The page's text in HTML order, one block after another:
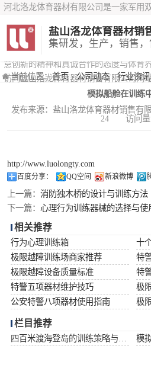
河北洛龙体育器材有限公司是一家军用
*训练器材、400米障碍器材、军用单杠
练器材，咨询攀岩墙价格？在线咨询客
意创新的精神和真诚合作的态度与体育
访问盐山洛龙体育器材销售有限公司网
盐山洛龙体育器材销
当前位置：首页›公司动态›行业资讯
模拟船舱在训练
发布来源：盐山洛龙体育器材销售
24 访问量
http://www.luolongty.com
百度分享： QQ空间 新浪微博
上一篇： 消防独木桥的设计与训练方法
下一篇： 心理行为训练器械的选择与使
相关推荐
行为心理训练箱
十
极限越障训练场商家推荐
特
极限越障设备质量标准
特
特警五项器材维护技巧
极
公安特警八项器材使用指南
极
栏目推荐
模
200米障碍器材
心理行为训练器
警犬训练器材
军用单双杠
400米障碍器材